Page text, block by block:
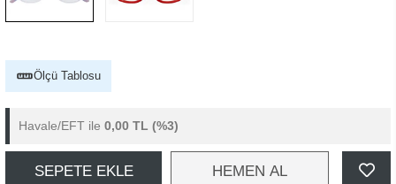
Ölçü Tablosu
Havale/EFT ile 0,00 TL (%3)
SEPETE EKLE HEMEN AL